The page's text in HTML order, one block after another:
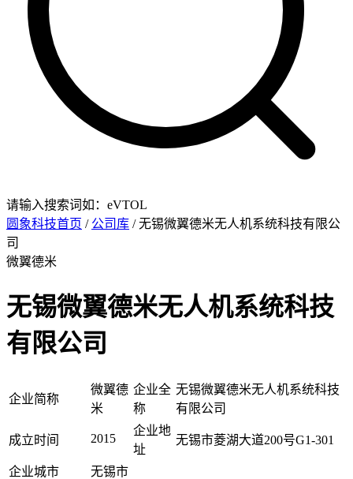
请输入搜索词如：eVTOL
圆象科技首页 / 公司库 / 无锡微翼德米无人机系统科技有限公
司
微翼德米
无锡微翼德米无人机系统科技
有限公司
企业简称
微翼德
米
企业全
称
无锡微翼德米无人机系统科技
有限公司
成立时间 2015
企业地
址
无锡市菱湖大道200号G1-301
企业城市
无锡市